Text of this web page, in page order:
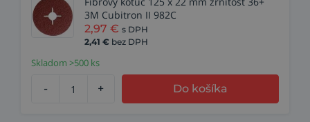
3M Cubitron II 982C
2,97 € s DPH
2,41 € bez DPH
Skladom >500 ks
- + Do košíka